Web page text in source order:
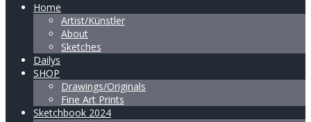
Home
Artist/Künstler
About
Sketches
Dailys
SHOP
Drawings/Originals
Fine Art Prints
Sketchbook 2024